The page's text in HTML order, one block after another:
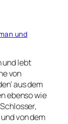
und
und lebt
von
aus dem
ebenso wie
von dem